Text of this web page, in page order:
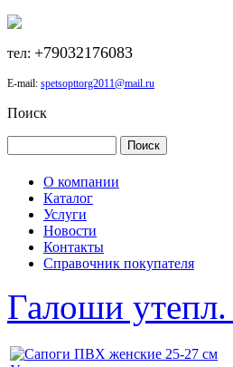
тел: +79032176083
E-mail: spetsopttorg2011@mail.ru
Поиск
О компании
Каталог
Услуги
Новости
Контакты
Справочник покупателя
Галоши